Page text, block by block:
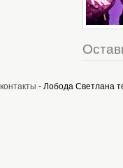
контакты - Лобода Светлана